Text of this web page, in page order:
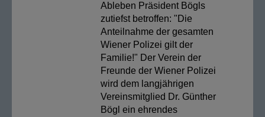
Ableben Präsident Bögls
zutiefst betroffen: "Die
Anteilnahme der gesamten
Wiener Polizei gilt der
Familie!" Der Verein der
Freunde der Wiener Polizei
wird dem langjährigen
Vereinsmitglied Dr. Günther
Bögl ein ehrendes